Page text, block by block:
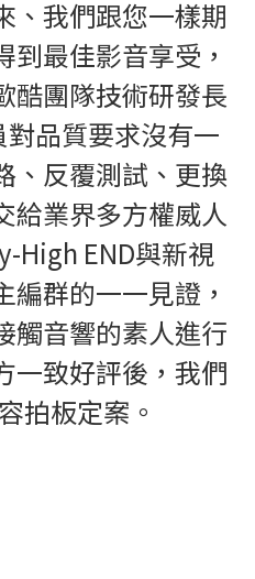
、我們跟您一樣期
最佳影音享受，
酷團隊技術研發長
品質要求沒有一
、反覆測試、更換
給業界多方權威人
High END與新視
群的一一見證，
觸音響的素人進行
一致好評後，我們
拍板定案。